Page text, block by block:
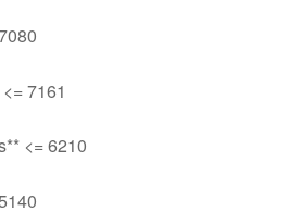
7161
<= 6210